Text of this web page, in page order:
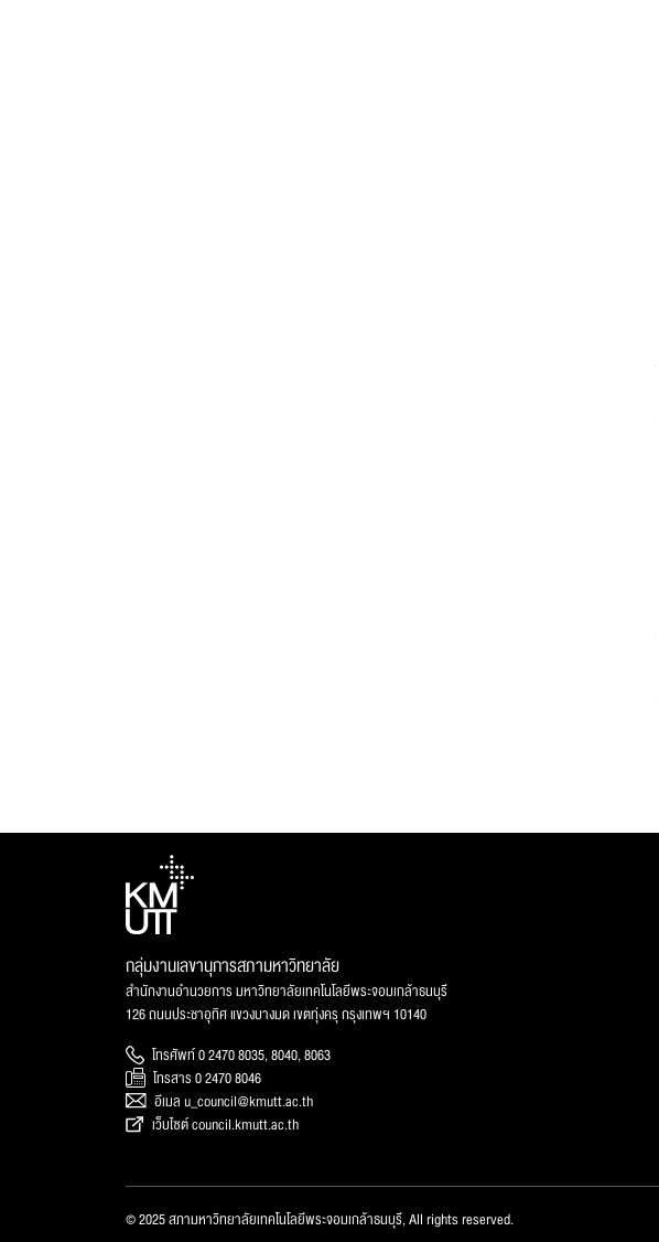
กลุ่มงานเลขานุการสภามหาวิทยาลัย
สำนักงานอำนวยการ มหาวิทยาลัยเทคโนโลยีพระจอมเกล้าธนบุรี
126 ถนนประชาอุทิศ แขวงบางมด เขตทุ่งครุ กรุงเทพฯ 10140
โทรศัพท์ 0 2470 8035, 8040, 8063
โทรสาร 0 2470 8046
อีเมล u_council@kmutt.ac.th
เว็บไซต์ council.kmutt.ac.th
© 2025 สภามหาวิทยาลัยเทคโนโลยีพระจอมเกล้าธนบุรี, All rights reserved.